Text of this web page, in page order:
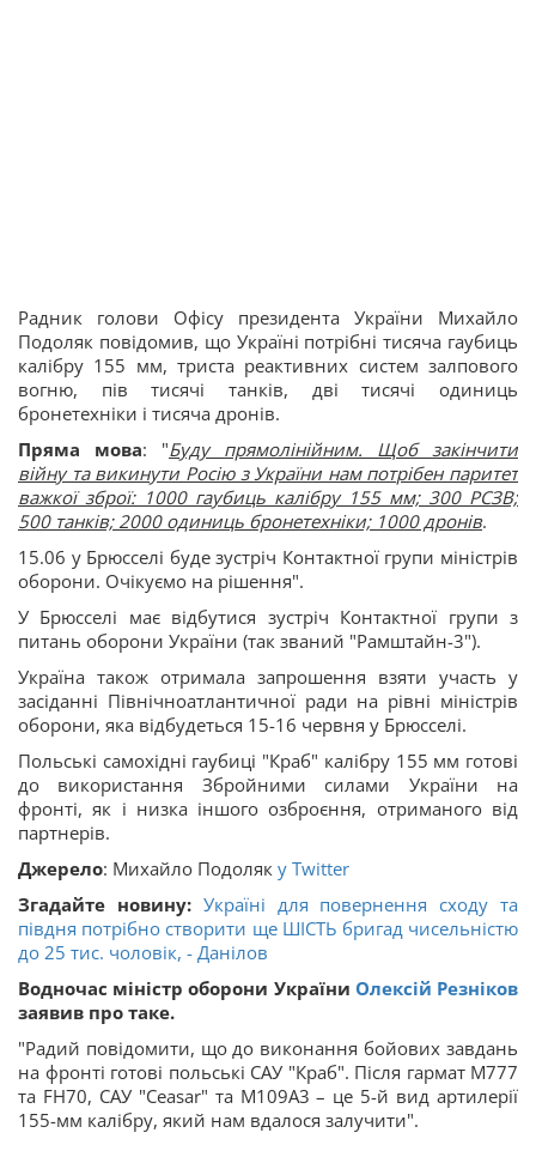
Радник голови Офісу президента України Михайло
Подоляк повідомив, що Україні потрібні тисяча гаубиць
калібру 155 мм, триста реактивних систем залпового
вогню, пів тисячі танків, дві тисячі одиниць
бронетехніки і тисяча дронів.
Пряма мова: "Буду прямолінійним. Щоб закінчити
війну та викинути Росію з України нам потрібен паритет
важкої зброї: 1000 гаубиць калібру 155 мм; 300 РСЗВ;
500 танків; 2000 одиниць бронетехніки; 1000 дронів.
15.06 у Брюсселі буде зустріч Контактної групи міністрів
оборони. Очікуємо на рішення".
У Брюсселі має відбутися зустріч Контактної групи з
питань оборони України (так званий "Рамштайн-3").
Україна також отримала запрошення взяти участь у
засіданні Північноатлантичної ради на рівні міністрів
оборони, яка відбудеться 15-16 червня у Брюсселі.
Польські самохідні гаубиці "Краб" калібру 155 мм готові
до використання Збройними силами України на
фронті, як і низка іншого озброєння, отриманого від
партнерів.
Джерело: Михайло Подоляк у Twitter
Згадайте новину: Україні для повернення сходу та
півдня потрібно створити ще ШІСТЬ бригад чисельністю
до 25 тис. чоловік, - Данілов
Водночас міністр оборони України Олексій Резніков
заявив про таке.
"Радий повідомити, що до виконання бойових завдань
на фронті готові польські САУ "Краб". Після гармат М777
та FH70, САУ "Ceasar" та М109А3 – це 5-й вид артилерії
155-мм калібру, який нам вдалося залучити".